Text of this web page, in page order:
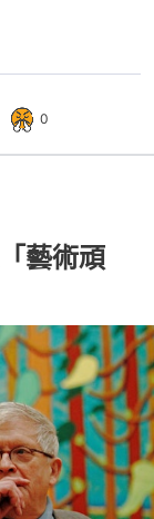
0
藝術頑